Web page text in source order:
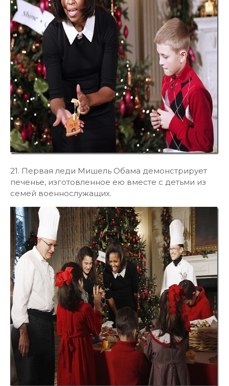
21. Первая леди Мишель Обама демонстрирует
печенье, изготовленное ею вместе с детьми из
семей военнослужащих.